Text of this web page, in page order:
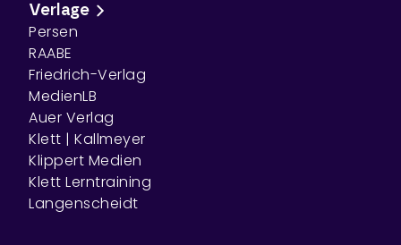
Verlage
Persen
RAABE
Friedrich-Verlag
MedienLB
Auer Verlag
Klett | Kallmeyer
Klippert Medien
Klett Lerntraining
Langenscheidt